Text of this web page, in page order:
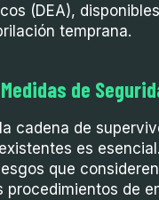
(DEA),
temprana.
de
cadena de
existentes es
que
procedimientos de